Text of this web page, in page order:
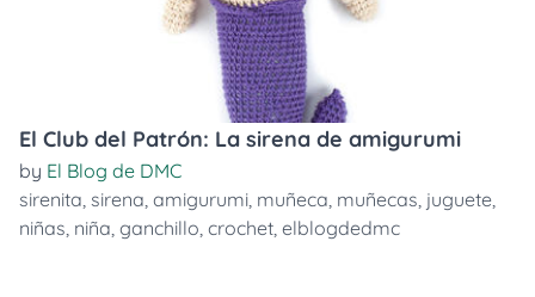
El Club del Patrón: La sirena de amigurumi
by El Blog de DMC
sirenita, sirena, amigurumi, muñeca, muñecas, juguete,
niñas, niña, ganchillo, crochet, elblogdedmc